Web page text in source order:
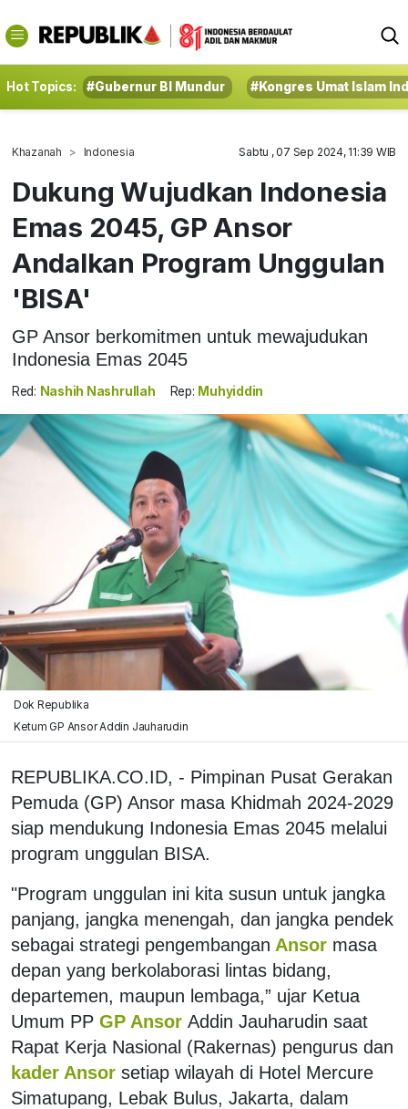
Hot Topics: #Gubernur BI Mundur #Kongres Umat Islam
Khazanah Indonesia Sabtu , 07 Sep 2024, 11:39 WIB
Dukung Wujudkan Indonesia
Emas 2045, GP Ansor
Andalkan Program Unggulan
'BISA'
GP Ansor berkomitmen untuk mewajudukan
Indonesia Emas 2045
Red: Nashih Nashrullah Rep: Muhyiddin
Dok Republika
Ketum GP Ansor Addin Jauharudin
REPUBLIKA.CO.ID, - Pimpinan Pusat Gerakan
Pemuda (GP) Ansor masa Khidmah 2024-2029
siap mendukung Indonesia Emas 2045 melalui
program unggulan BISA.
"Program unggulan ini kita susun untuk jangka
panjang, jangka menengah, dan jangka pendek
sebagai strategi pengembangan Ansor masa
depan yang berkolaborasi lintas bidang,
departemen, maupun lembaga,” ujar Ketua
Umum PP GP Ansor Addin Jauharudin saat
Rapat Kerja Nasional (Rakernas) pengurus dan
kader Ansor setiap wilayah di Hotel Mercure
Simatupang, Lebak Bulus, Jakarta, dalam